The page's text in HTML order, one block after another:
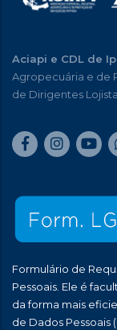
Aciapi e CDL de
Agropecuária e de
de Dirigentes
Formulário de
Pessoais. Ele é
da forma mais
de Dados Pessoais